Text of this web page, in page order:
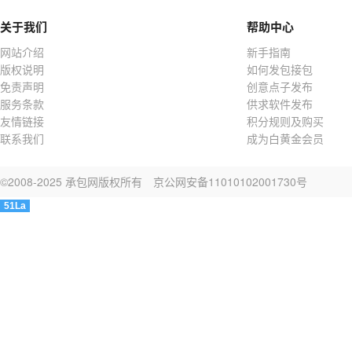
关于我们
网站介绍
版权说明
免责声明
服务条款
友情链接
联系我们
帮助中心
新手指南
如何发包接包
创意点子发布
供求软件发布
积分规则及购买
成为白黄金会员
©2008-2025 承包网版权所有 京公网安备11010102001730号
51La